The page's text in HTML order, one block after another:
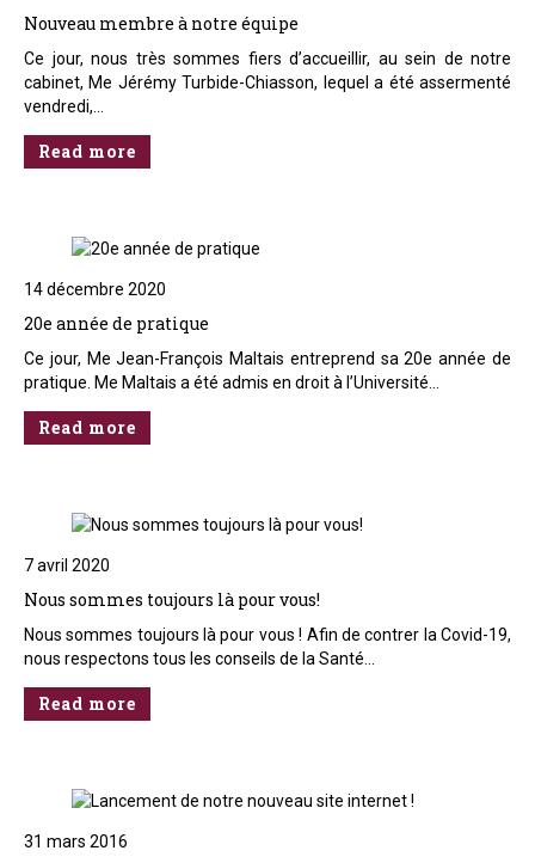
Nouveau membre à notre équipe
Ce jour, nous très sommes fiers d’accueillir, au sein de notre
cabinet, Me Jérémy Turbide-Chiasson, lequel a été assermenté
vendredi,…
Read more
14 décembre 2020
20e année de pratique
Ce jour, Me Jean-François Maltais entreprend sa 20e année de
pratique. Me Maltais a été admis en droit à l’Université…
Read more
7 avril 2020
Nous sommes toujours là pour vous!
Nous sommes toujours là pour vous ! Afin de contrer la Covid-19,
nous respectons tous les conseils de la Santé…
Read more
31 mars 2016